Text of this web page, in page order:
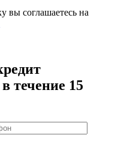
вы соглашаетесь на
течение 15